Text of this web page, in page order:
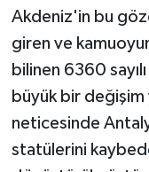
Akdeniz'in bu
giren ve
bilinen 6360
büyük bir değişim
neticesinde
statülerini